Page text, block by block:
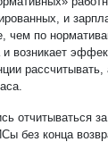
и
чем по
возникает
отчитываться
без конца